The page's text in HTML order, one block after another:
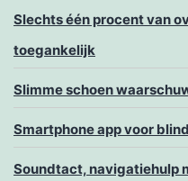
Slechts één procent van
toegankelijk
Slimme schoen
Smartphone app voor
Soundtact, navigatiehulp